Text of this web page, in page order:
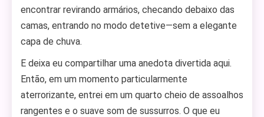
encontrar revirando armários, checando debaixo das
camas, entrando no modo detetive—sem a elegante
capa de chuva.
E deixa eu compartilhar uma anedota divertida aqui.
Então, em um momento particularmente
aterrorizante, entrei em um quarto cheio de assoalhos
rangentes e o suave som de sussurros. O que eu